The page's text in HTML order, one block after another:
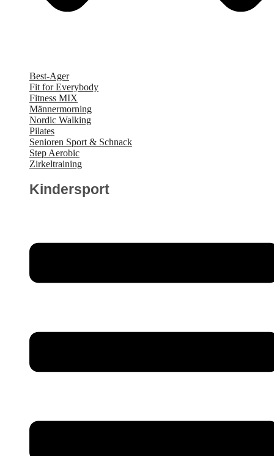
Best-Ager
Fit for Everybody
Fitness MIX
Männermorning
Nordic Walking
Pilates
Senioren Sport & Schnack
Step Aerobic
Zirkeltraining
Kindersport